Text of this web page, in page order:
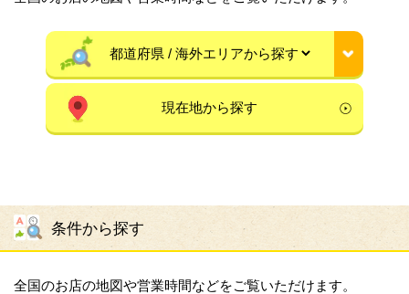
現在地から探す
条件から探す
全国のお店の地図や営業時間などをご覧いただけます。